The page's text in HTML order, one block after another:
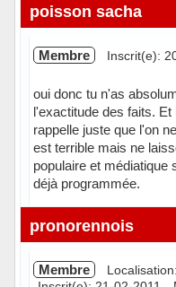
poisson sacha
Membre Inscrit(e):
oui donc tu n'as
l'exactitude des faits.
rappelle juste que l'on
est terrible mais ne
populaire et médiatique
déjà programmée.
Hors ligne
pronorennois
Membre